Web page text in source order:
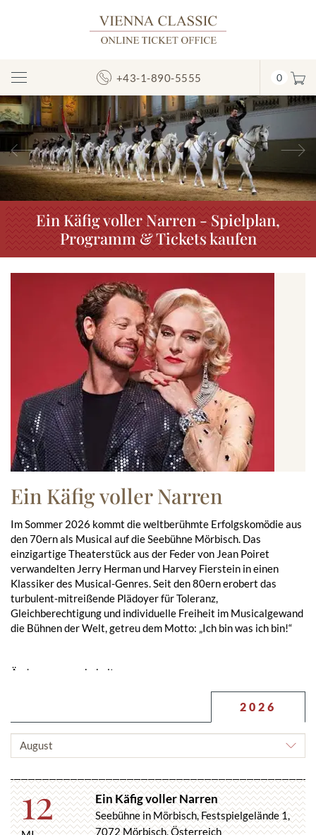
Navigation
umschalten
+43-1-890-5555 0
Vorheriges
Ein Käfig voller Narren - Spielplan,
Programm & Tickets kaufen
Ein Käfig voller Narren
Im Sommer 2026 kommt die weltberühmte Erfolgskomödie aus
den 70ern als Musical auf die Seebühne Mörbisch. Das
einzigartige Theaterstück aus der Feder von Jean Poiret
verwandelten Jerry Herman und Harvey Fierstein in einen
Klassiker des Musical-Genres. Seit den 80ern erobert das
turbulent-mitreißende Plädoyer für Toleranz,
Gleichberechtigung und individuelle Freiheit im Musicalgewand
die Bühnen der Welt, getreu dem Motto: „Ich bin was ich bin!“
Änderungen vorbehalten.
2026
MONAT
AUSWÄHLEN
12 Ein Käfig voller Narren
Seebühne in Mörbisch, Festspielgelände 1,
7072 Mörbisch, Österreich